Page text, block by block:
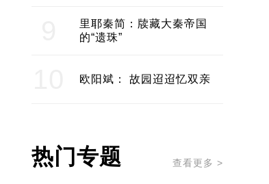
里耶秦简：牍藏大秦帝国
的“遗珠”
欧阳斌： 故园迢迢忆双亲
热门专题 查看更多 >